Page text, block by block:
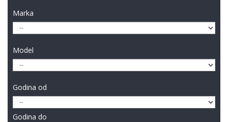
Marka
Model
Godina od
Godina do